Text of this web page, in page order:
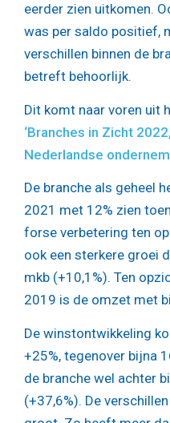
eerder zien uitkomen.
was per saldo positief,
verschillen binnen de
betreft behoorlijk.
Dit komt naar voren uit
‘Branches in Zicht
Nederlandse
De branche als geheel
2021 met 12% zien
forse verbetering ten
ook een sterkere groei
mkb (+10,1%). Ten
2019 is de omzet met
De winstontwikkeling
+25%, tegenover bijna
de branche wel achter
(+37,6%). De